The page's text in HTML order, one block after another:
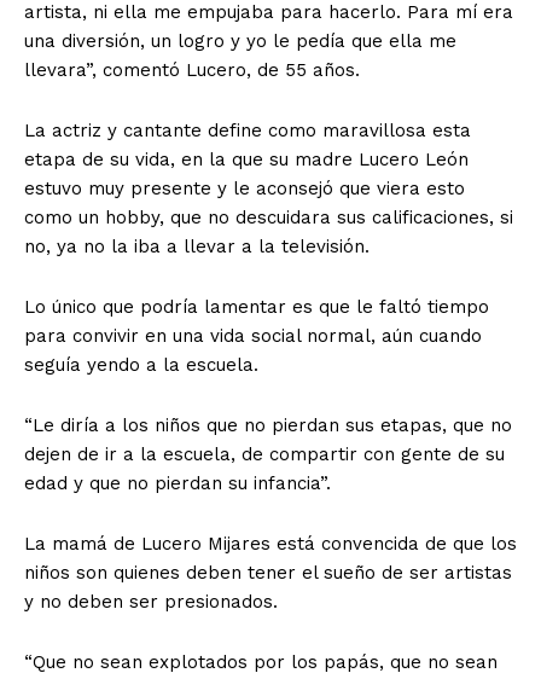
Luces
artista, ni ella me empujaba para hacerlo. Para mí era
una diversión, un logro y yo le pedía que ella me
llevara”, comentó Lucero, de 55 años.
La actriz y cantante define como maravillosa esta
etapa de su vida, en la que su madre Lucero León
estuvo muy presente y le aconsejó que viera esto
como un hobby, que no descuidara sus calificaciones, si
no, ya no la iba a llevar a la televisión.
Lo único que podría lamentar es que le faltó tiempo
para convivir en una vida social normal, aún cuando
seguía yendo a la escuela.
“Le diría a los niños que no pierdan sus etapas, que no
dejen de ir a la escuela, de compartir con gente de su
edad y que no pierdan su infancia”.
La mamá de Lucero Mijares está convencida de que los
niños son quienes deben tener el sueño de ser artistas
y no deben ser presionados.
“Que no sean explotados por los papás, que no sean